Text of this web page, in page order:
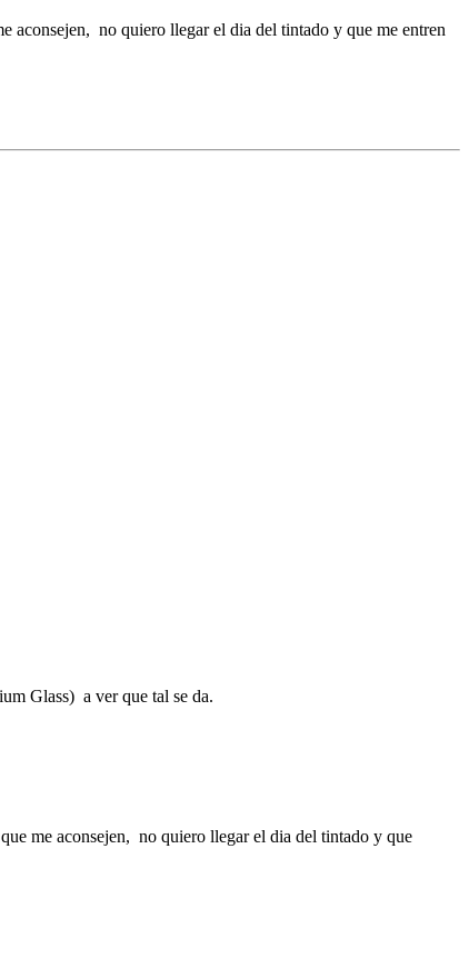
aconsejen, no quiero llegar el dia del tintado y que me entren
Glass) a ver que tal se da.
me aconsejen, no quiero llegar el dia del tintado y que